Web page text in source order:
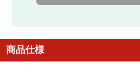
商品仕様